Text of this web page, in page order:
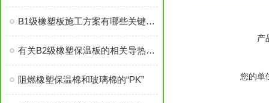
B1级橡塑板施工方案有哪些关键点要注意？
有关B2级橡塑保温板的相关导热系数说明
阻燃橡塑保温棉和玻璃棉的“PK”
产
您的单